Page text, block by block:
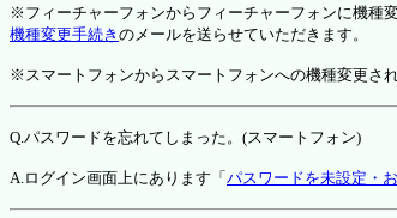
※フィーチャーフォンからフィーチャーフォンに機種
機種変更手続き のメールを送らせていただきます。
※スマートフォンからスマートフォンへの機種変更さ
Q.パスワードを忘れてしまった。(スマートフォン)
A.ログイン画面上にあります「 パスワードを未設定・